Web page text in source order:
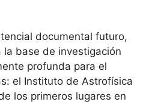
documental futuro,
la base de investigación
profunda para el
el Instituto de Astrofísica
los primeros lugares en